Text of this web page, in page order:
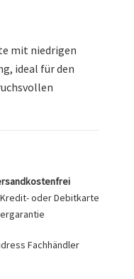
mit niedrigen
ideal für den
oder Debitkarte
Fachhändler